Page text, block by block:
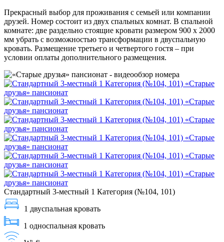
Прекрасный выбор для проживания с семьей или компании
друзей. Номер состоит из двух спальных комнат. В спальной
комнате: две раздельно стоящие кровати размером 900 х 2000
мм убрать с возможностью трансформации в двуспальную
кровать. Размещение третьего и четвертого гостя – при
условии оплаты дополнительного размещения.
Стандартный 3-местный 1 Категория (№104, 101)
1 двуспальная кровать
1 односпальная кровать